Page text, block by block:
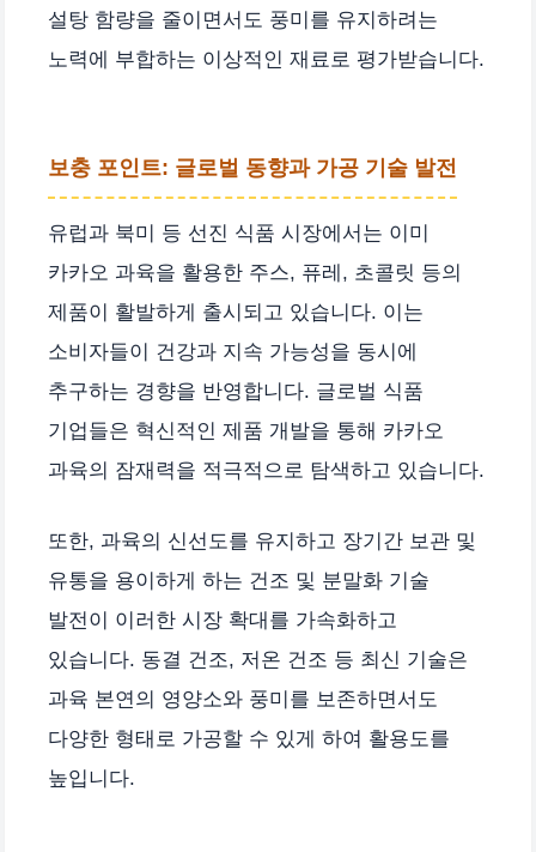
설탕 함량을 줄이면서도 풍미를 유지하려는
노력에 부합하는 이상적인 재료로 평가받습니다.
보충 포인트: 글로벌 동향과 가공 기술 발전
유럽과 북미 등 선진 식품 시장에서는 이미
카카오 과육을 활용한 주스, 퓨레, 초콜릿 등의
제품이 활발하게 출시되고 있습니다. 이는
소비자들이 건강과 지속 가능성을 동시에
추구하는 경향을 반영합니다. 글로벌 식품
기업들은 혁신적인 제품 개발을 통해 카카오
과육의 잠재력을 적극적으로 탐색하고 있습니다.
또한, 과육의 신선도를 유지하고 장기간 보관 및
유통을 용이하게 하는 건조 및 분말화 기술
발전이 이러한 시장 확대를 가속화하고
있습니다. 동결 건조, 저온 건조 등 최신 기술은
과육 본연의 영양소와 풍미를 보존하면서도
다양한 형태로 가공할 수 있게 하여 활용도를
높입니다.